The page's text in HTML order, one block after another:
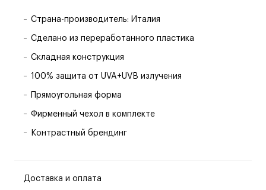
Страна-производитель: Италия
Сделано из переработанного пластика
Складная конструкция
100% защита от UVA+UVB излучения
Прямоугольная форма
Фирменный чехол в комплекте
Контрастный брендинг
Доставка и оплата